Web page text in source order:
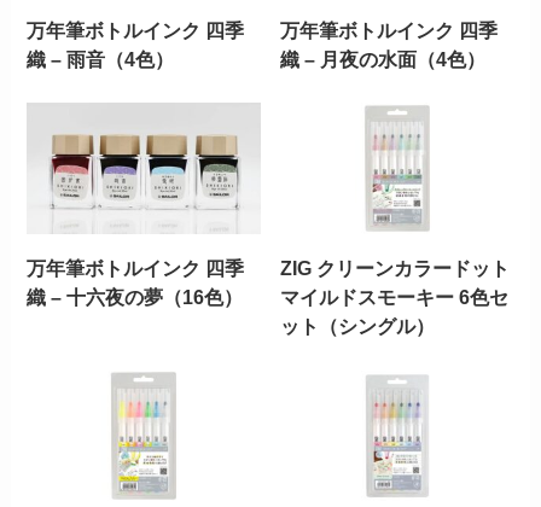
万年筆ボトルインク 四季
織 – 雨音（4色）
万年筆ボトルインク 四季
織 – 月夜の水面（4色）
万年筆ボトルインク 四季
織 – 十六夜の夢（16色）
ZIG クリーンカラードット
マイルドスモーキー 6色セ
ット（シングル）